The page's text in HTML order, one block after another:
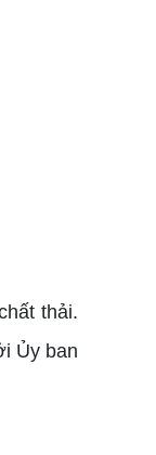
thải.
Ủy ban